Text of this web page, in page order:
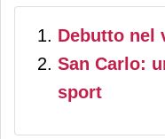
Debutto nel
San Carlo:
sport